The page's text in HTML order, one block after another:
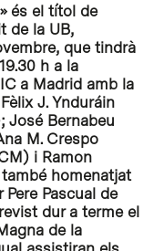
és el títol de
de la UB,
que tindrà
h a la
a Madrid amb la
J. Ynduráin
José Bernabeu
M. Crespo
i Ramon
homenatjat
Pascual de
dur a terme el
de la